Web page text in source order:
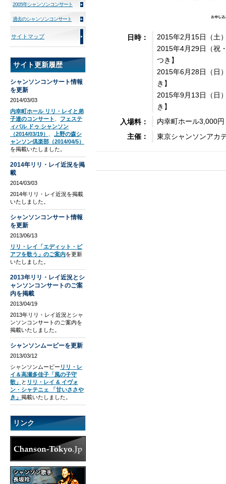
日時：
2015年2月15日（土
2015年4月29日（祝
つき】
2015年6月28日（日
き】
2015年9月13日（日
き】
入場料：
内幸町ホール3,000円
主催：
東京シャンソンアカ
2005年シャンソンコンサート
過去のシャンソンコンサート
サイトマップ
サイト更新履歴
シャンソンコンサート情報
を更新
2014/03/03
内幸町ホール リリ・レイと弟
子達のコンサート
フェステ
ィバル ドゥ シャンソン
（2014/03/19）
上野の森シ
ャンソン倶楽部（2014/04/5）
を掲載いたしました。
2014年リリ・レイ近況を掲
載
2014/03/03
2014年リリ・レイ近況を掲載
いたしました。
シャンソンコンサート情報
を更新
2013/06/13
リリ・レイ「エディット・ピ
アフを歌う」のご案内を更新
いたしました。
2013年リリ・レイ近況とシ
ャンソンコンサートのご案
内を掲載
2013/04/19
2013年リリ・レイ近況とシャ
ンソンコンサートのご案内を
掲載いたしました。
シャンソンムービーを更新
2013/03/12
シャンソンムービー リリ・レ
イ＆高瀬多佳子「風の子守
歌」
と リリ・レイ & イヴォ
ン・シャテニェ 「甘いささや
き」 掲載いたしました。
リンク